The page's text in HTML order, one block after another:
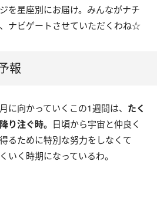
を星座別にお届け。みんながナチ
ナビゲートさせていただくわね☆
報
に向かっていくこの1週間は、 たく
り注ぐ時。 日頃から宇宙と仲良く
るために特別な努力をしなくて
いく時期になっているわ。